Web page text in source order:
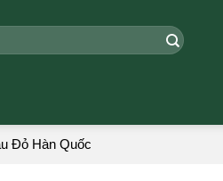
Đỏ Hàn Quốc